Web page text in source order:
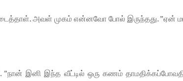
அவள் முகம் என்னவோ போல் இருந்தது. ”ஏன்
”நான் இனி இந்த வீட்டில் ஒரு கணம்